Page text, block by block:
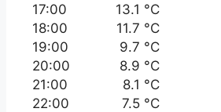
17:00
13.1 °C
18:00
11.7 °C
19:00
9.7 °C
20:00
8.9 °C
21:00
8.1 °C
22:00
7.5 °C